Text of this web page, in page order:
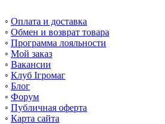
◦ Оплата и доставка
◦ Обмен и возврат товара
◦ Программа лояльности
◦ Мой заказ
◦ Вакансии
◦ Клуб Ігромаг
◦ Блог
◦ Форум
◦ Публичная оферта
◦ Карта сайта